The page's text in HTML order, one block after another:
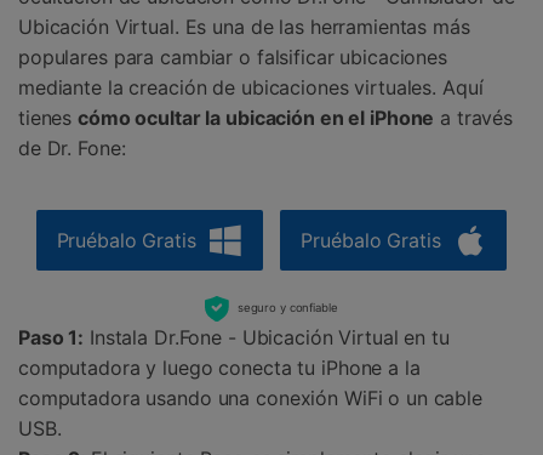
Ubicación Virtual. Es una de las herramientas más
populares para cambiar o falsificar ubicaciones
mediante la creación de ubicaciones virtuales. Aquí
tienescómo ocultar la ubicación en el iPhone a través
de Dr. Fone:
Pruébalo Gratis Pruébalo Gratis
seguro y confiable
Paso 1: Instala Dr.Fone - Ubicación Virtual en tu
computadora y luego conecta tu iPhone a la
computadora usando una conexión WiFi o un cable
USB.